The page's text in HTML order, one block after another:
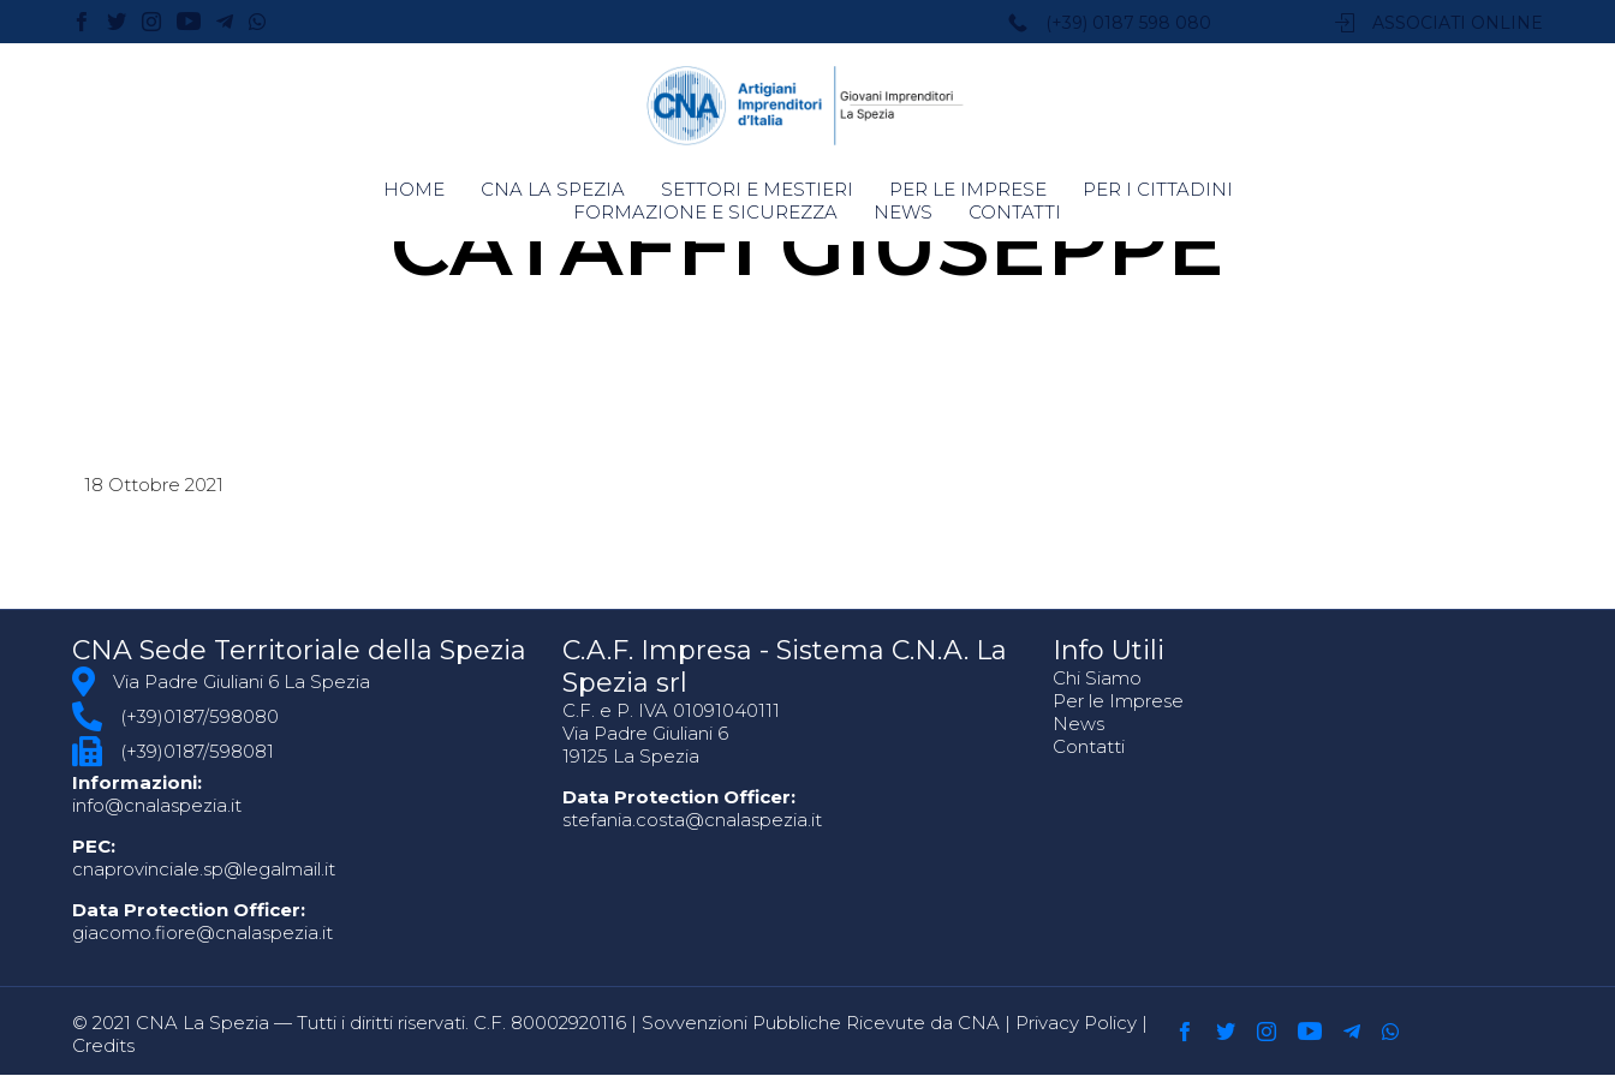
(+39) 0187 598 080 ASSOCIATI ONLINE
Skip
to
HOME CNA LA SPEZIA SETTORI E MESTIERI PER LE IMPRESE
PER I CITTADINI
FORMAZIONE E SICUREZZA
NEWS CONTATTI
CATAFFI GIUSEPPE
18 Ottobre 2021
CNA Sede Territoriale della Spezia
Via Padre Giuliani 6 La Spezia
(+39)0187/598080
(+39)0187/598081
Informazioni:
info@cnalaspezia.it
PEC:
cnaprovinciale.sp@legalmail.it
Data Protection Officer:
giacomo.fiore@cnalaspezia.it
C.A.F. Impresa - Sistema C.N.A. La
Spezia srl
C.F. e P. IVA 01091040111
Via Padre Giuliani 6
19125 La Spezia
Data Protection Officer:
stefania.costa@cnalaspezia.it
Info Utili
Chi Siamo
Per le Imprese
News
Contatti
© 2021 CNA La Spezia — Tutti i diritti riservati. C.F. 80002920116 | Sovvenzioni Pubbliche Ricevute da CNA | Privacy Policy |
Credits